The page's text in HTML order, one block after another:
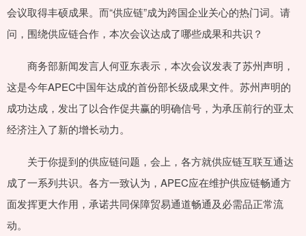
会议取得丰硕成果。而“供应链”成为跨国企业关心的热门词。请
问，围绕供应链合作，本次会议达成了哪些成果和共识？
商务部新闻发言人何亚东表示，本次会议发表了苏州声明，
这是今年APEC中国年达成的首份部长级成果文件。苏州声明的
成功达成，发出了以合作促共赢的明确信号，为承压前行的亚太
经济注入了新的增长动力。
关于你提到的供应链问题，会上，各方就供应链互联互通达
成了一系列共识。各方一致认为，APEC应在维护供应链畅通方
面发挥更大作用，承诺共同保障贸易通道畅通及必需品正常流
动。